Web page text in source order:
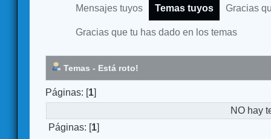
Mensajes tuyos Temas tuyos Gracias
Gracias que tu has dado en los temas
Temas - Está roto!
Páginas: [1]
NO hay
Páginas: [1]